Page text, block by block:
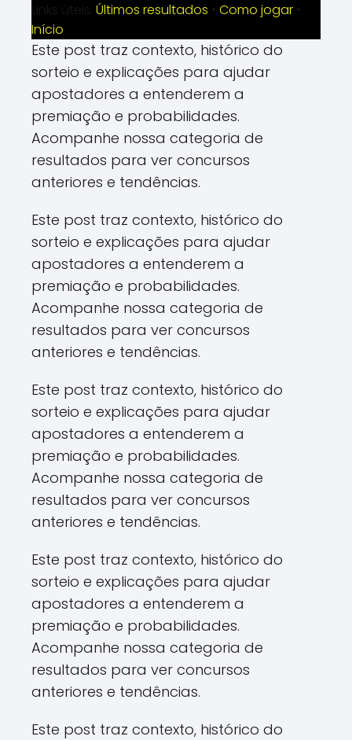
Links úteis: Últimos resultados • Como jogar •
Início
Este post traz contexto, histórico do
sorteio e explicações para ajudar
apostadores a entenderem a
premiação e probabilidades.
Acompanhe nossa categoria de
resultados para ver concursos
anteriores e tendências.
Este post traz contexto, histórico do
sorteio e explicações para ajudar
apostadores a entenderem a
premiação e probabilidades.
Acompanhe nossa categoria de
resultados para ver concursos
anteriores e tendências.
Este post traz contexto, histórico do
sorteio e explicações para ajudar
apostadores a entenderem a
premiação e probabilidades.
Acompanhe nossa categoria de
resultados para ver concursos
anteriores e tendências.
Este post traz contexto, histórico do
sorteio e explicações para ajudar
apostadores a entenderem a
premiação e probabilidades.
Acompanhe nossa categoria de
resultados para ver concursos
anteriores e tendências.
Este post traz contexto, histórico do